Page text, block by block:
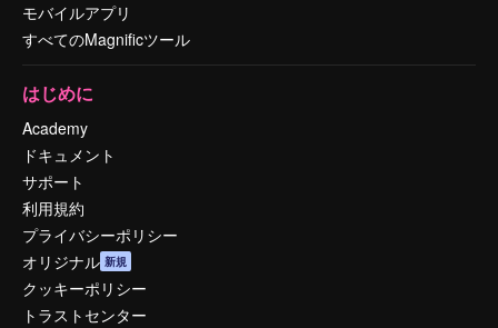
モバイルアプリ
すべてのMagnificツール
はじめに
Academy
ドキュメント
サポート
利用規約
プライバシーポリシー
オリジナル 新規
クッキーポリシー
トラストセンター